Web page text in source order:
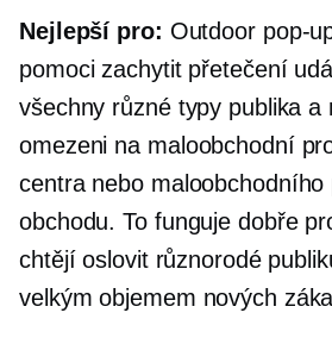
Nejlepší pro: Outdoor pop-
pomoci zachytit přetečení
všechny různé typy publika a
omezeni na maloobchodní
centra nebo maloobchodního
obchodu. To funguje dobře
chtějí oslovit různorodé
velkým objemem nových